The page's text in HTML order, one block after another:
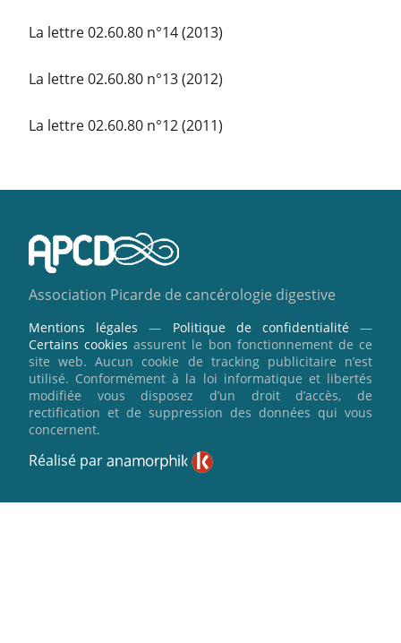
La lettre 02.60.80 n°14 (2013)
La lettre 02.60.80 n°13 (2012)
La lettre 02.60.80 n°12 (2011)
Association Picarde de cancérologie digestive
Mentions légales — Politique de confidentialité—
Certains cookies assurent le bon fonctionnement de ce
site web. Aucun cookie de tracking publicitaire n’est
utilisé. Conformément à la loi informatique et libertés
modifiée vous disposez d’un droit d’accès, de
rectification et de suppression des données qui vous
concernent.
Réalisé par